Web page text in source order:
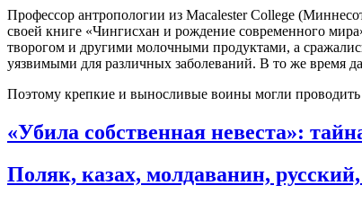
Профессор антропологии из Macalester College
своей книге «Чингисхан и рождение современного
творогом и другими молочными продуктами, а
уязвимыми для различных заболеваний. В то же время
Поэтому крепкие и выносливые воины могли проводить
«Убила собственная невеста»:
Поляк, казах, молдаванин,